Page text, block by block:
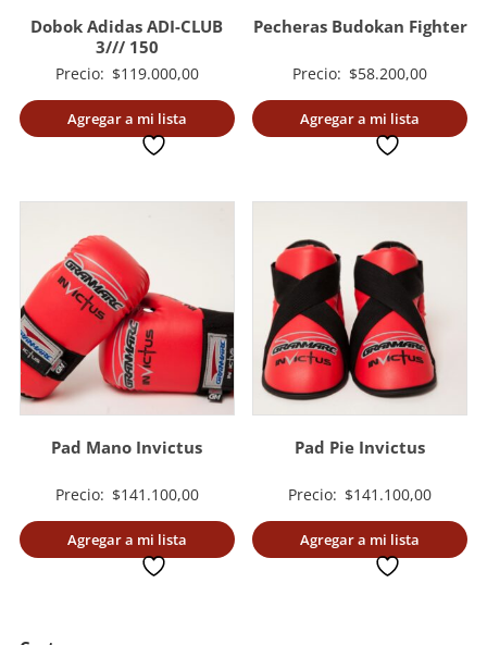
Dobok Adidas ADI-CLUB
3/// 150
Precio: $119.000,00
Agregar a mi lista
Pecheras Budokan Fighter
Precio: $58.200,00
Agregar a mi lista
Pad Mano Invictus
Precio: $141.100,00
Agregar a mi lista
Pad Pie Invictus
Precio: $141.100,00
Agregar a mi lista